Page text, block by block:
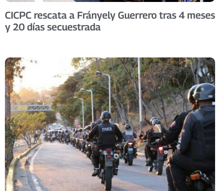
CICPC rescata a Frányely Guerrero tras 4 meses
y 20 días secuestrada